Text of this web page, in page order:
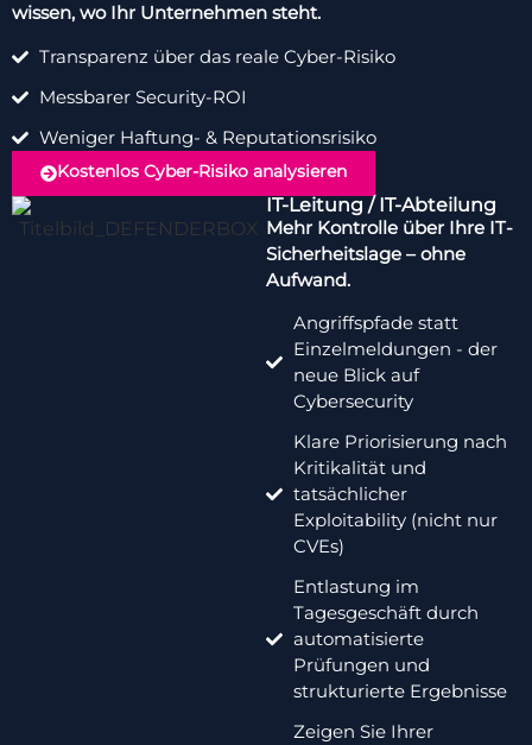
wissen, wo Ihr Unternehmen steht.
Transparenz über das reale Cyber-Risiko
Messbarer Security-ROI
Weniger Haftung- & Reputationsrisiko
Kostenlos Cyber-Risiko analysieren
IT-Leitung / IT-Abteilung
Mehr Kontrolle über Ihre IT-
Sicherheitslage – ohne
Aufwand.
Angriffspfade statt
Einzelmeldungen - der
neue Blick auf
Cybersecurity
Klare Priorisierung nach
Kritikalität und
tatsächlicher
Exploitability (nicht nur
CVEs)
Entlastung im
Tagesgeschäft durch
automatisierte
Prüfungen und
strukturierte Ergebnisse
Zeigen Sie Ihrer